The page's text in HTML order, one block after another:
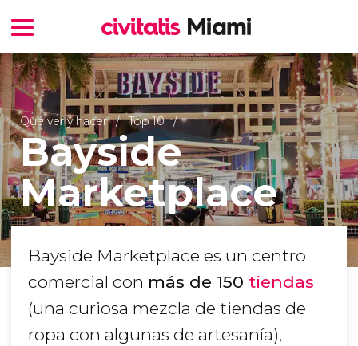
Qué ver y hacer Top 10
Bayside
Marketplace
Bayside Marketplace es un centro
comercial con más de 150 tiendas
(una curiosa mezcla de tiendas de
ropa con algunas de artesanía),